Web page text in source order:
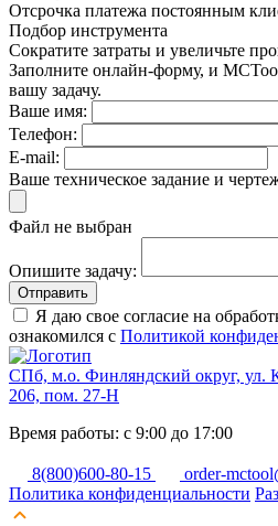
Отсрочка платежа постоянным
Подбор инструмента
Сократите затраты и увеличьте
Заполните онлайн-форму, и
вашу задачу.
Ваше имя:
Телефон:
E-mail:
Ваше техническое задание и
Файл не выбран
Опишите задачу:
Отправить
Я даю свое согласие на
ознакомился с Политикой
СПб, м.о. Финляндский округ, ул.
206, пом. 27-Н
Время работы: с 9:00 до 17:00
8(800)600-80-15
order-
Политика конфиденциальности